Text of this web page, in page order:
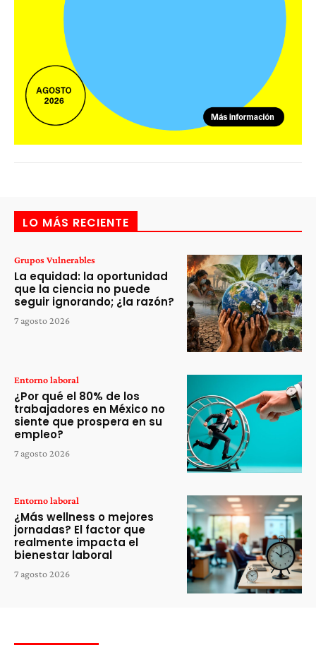
LO MÁS RECIENTE
Grupos Vulnerables
La equidad: la oportunidad
que la ciencia no puede
seguir ignorando; ¿la razón?
7 agosto 2026
Entorno laboral
¿Por qué el 80% de los
trabajadores en México no
siente que prospera en su
empleo?
7 agosto 2026
Entorno laboral
¿Más wellness o mejores
jornadas? El factor que
realmente impacta el
bienestar laboral
7 agosto 2026